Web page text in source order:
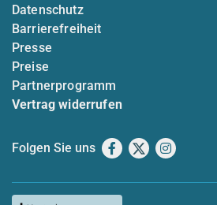
Datenschutz
Barrierefreiheit
Presse
Preise
Partnerprogramm
Vertrag widerrufen
Folgen Sie uns Facebook
X